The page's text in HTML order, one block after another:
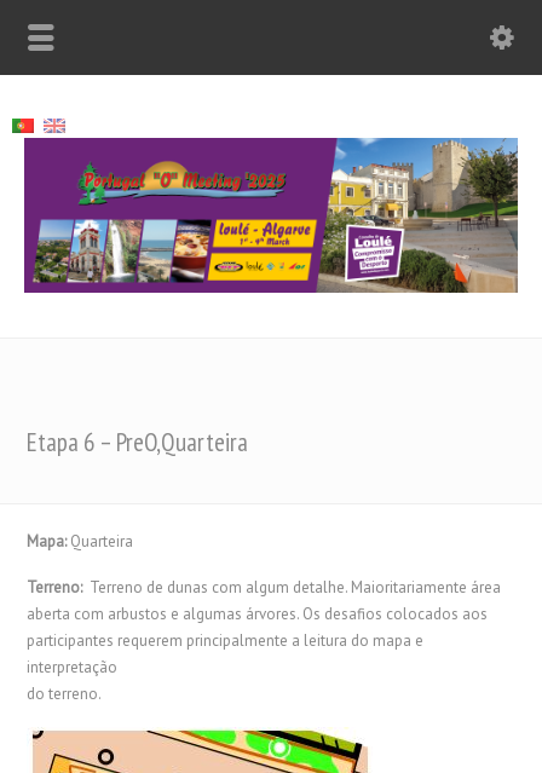
Etapa 6 – PreO,Quarteira
Mapa:Quarteira
Terreno: Terreno de dunas com algum detalhe. Maioritariamente área
aberta com arbustos e algumas árvores. Os desafios colocados aos
participantes requerem principalmente a leitura do mapa e
interpretação
do terreno.